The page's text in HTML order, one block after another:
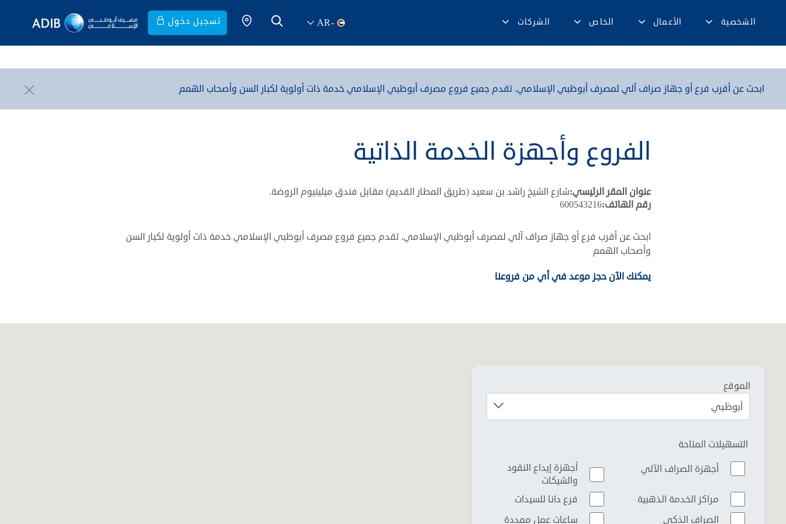
الشخصية الأعمال الخاص الشركات -
AR تسجيل دخول
ابحث عن أقرب فرع أو جهاز صراف آلي لمصرف أبوظبي الإسلامي. تقدم جميع فروع مصرف أبوظبي الإسلامي خدمة ذات أولوية لكبار السن وأصحاب الهمم
الفروع وأجهزة الخدمة الذاتية
عنوان المقر الرئيسي:شارع الشيخ راشد بن سعيد (طريق المطار القديم) مقابل فندق ميلينيوم الروضة.
رقم الهاتف:600543216
ابحث عن أقرب فرع أو جهاز صراف آلي لمصرف أبوظبي الإسلامي. تقدم جميع فروع مصرف أبوظبي الإسلامي خدمة ذات أولوية لكبار السن
وأصحاب الهمم
يمكنك الآن حجز موعد في أي من فروعنا
الموقع
التسهيلات المتاحة
أجهزة الصراف الآلي
أجهزة إيداع النقود
والشيكات
مراكز الخدمة الذهبية
فرع دانا للسيدات
الصراف الذكي
ساعات عمل ممددة